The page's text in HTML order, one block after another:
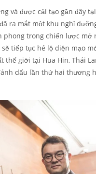
và được cải tạo gần đây
ra mắt một khu nghỉ
phong trong chiến lược mở
tiếp tục hé lộ diện mạo
thế giới tại Hua Hin, Thái
dấu lần thứ hai thương